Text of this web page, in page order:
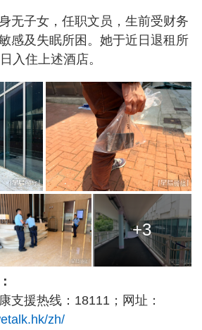
无子女，任职文员，生前受财务
感及失眠所困。她于近日退租所
入住上述酒店。
+3
支援热线：18111；网址：
zh/